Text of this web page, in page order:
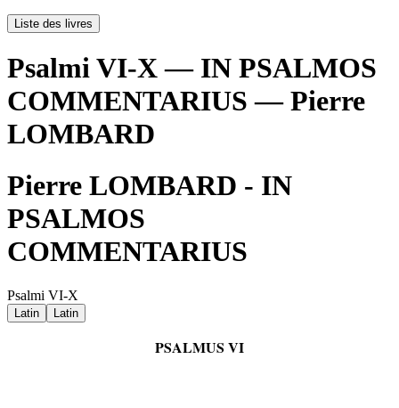
Liste des livres
Psalmi VI-X — IN PSALMOS
COMMENTARIUS — Pierre
LOMBARD
Pierre LOMBARD - IN
PSALMOS
COMMENTARIUS
Psalmi VI-X
Latin Latin
PSALMUS VI